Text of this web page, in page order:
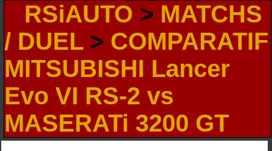
RSiAUTO > MATCHS
/ DUEL> COMPARATIF
MITSUBISHI Lancer
Evo VI RS-2 vs
MASERATi 3200 GT